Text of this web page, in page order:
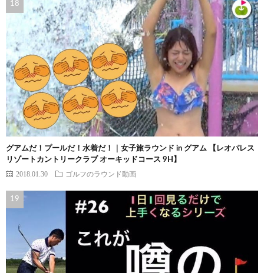
グアムだ！プールだ！水着だ！｜女子旅ラウンド in グアム 【レオパレス
リゾートカントリークラブ オーキッドコース 9H】
2018.01.30 ゴルフのラウンド動画